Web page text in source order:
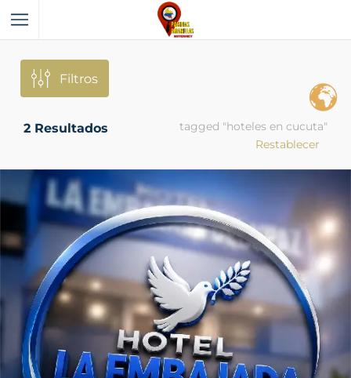
Filtros
2 Resultados
tagged "hoteles en cucuta"
Restablecer